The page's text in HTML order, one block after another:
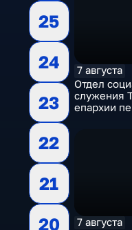
25
24
23
22
21
20
7 августа
Отдел
служения
епархии
7 августа